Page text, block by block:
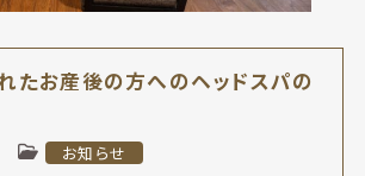
たお産後の方へのヘッドスパの
お知らせ